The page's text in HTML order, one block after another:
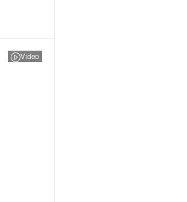
Video